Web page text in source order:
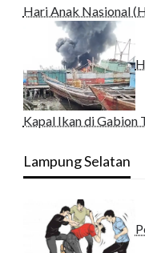
Hari Anak Nasional
Kapal Ikan di Gabion
Lampung Selatan